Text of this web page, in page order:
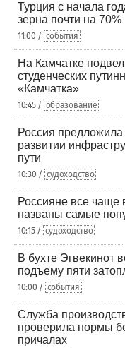
Турция с начала
зерна почти на 70%
11:00 / события
На Камчатке
студенческих
«Камчатка»
10:45 / образование
Россия
развитии
пути
10:30 / судоходство
Россияне все чаще
названы самые
10:15 / судоходство
В бухте Эгвекинот
подъему пяти
10:00 / события
Служба
проверила нормы
причалах